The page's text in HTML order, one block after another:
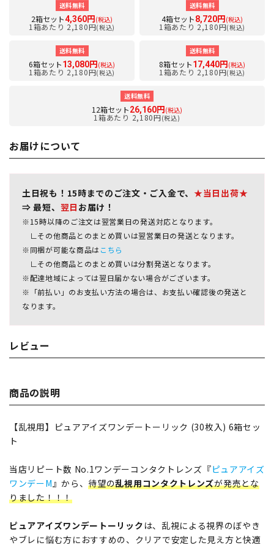
送料無料
2箱セット4,360円 (税込)
1箱あたり 2,180円(税込)
送料無料
4箱セット8,720円 (税込)
1箱あたり 2,180円(税込)
送料無料
6箱セット13,080円 (税込)
1箱あたり 2,180円(税込)
送料無料
8箱セット17,440円 (税込)
1箱あたり 2,180円(税込)
送料無料
12箱セット26,160円 (税込)
1箱あたり 2,180円(税込)
お届けについて
土日祝も！15時までのご注文・ご入金で、 ★当日出荷★
⇒ 最短、 翌日 お届け！
※15時以降のご注文は翌営業日の発送対応となります。
∟その他商品とのまとめ買いは翌営業日の発送となります。
※同梱が可能な商品はこちら
∟その他商品とのまとめ買いは分割発送となります。
※配達地域によっては翌日届かない場合がございます。
※「前払い」のお支払い方法の場合は、お支払い確認後の発送と
なります。
レビュー
商品の説明
【乱視用】ピュアアイズワンデートーリック (30枚入) 6箱セッ
ト
当店リピート数 No.1ワンデーコンタクトレンズ『ピュアアイズ
ワンデーM』から、待望の乱視用コンタクトレンズが発売とな
りました！！！
ピュアアイズワンデートーリック は、乱視による視界のぼやき
やブレに悩む方におすすめの、クリアで安定した見え方と快適